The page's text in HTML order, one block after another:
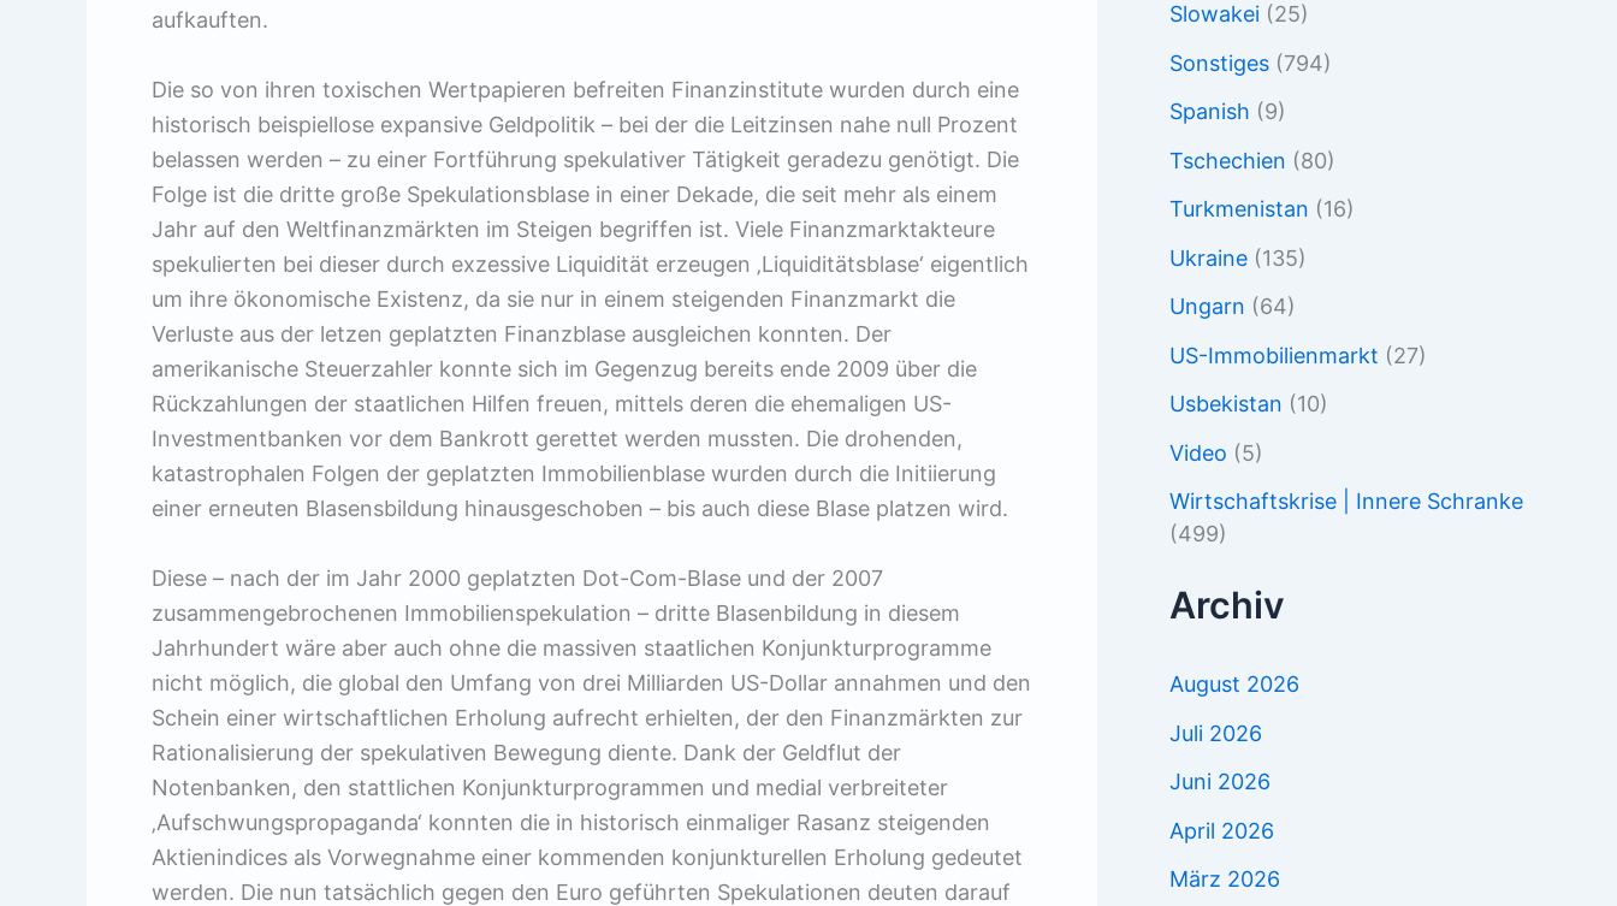
aufkauften.
Die so von ihren toxischen Wertpapieren befreiten Finanzinstitute wurden durch eine
historisch beispiellose expansive Geldpolitik – bei der die Leitzinsen nahe null Prozent
belassen werden – zu einer Fortführung spekulativer Tätigkeit geradezu genötigt. Die
Folge ist die dritte große Spekulationsblase in einer Dekade, die seit mehr als einem
Jahr auf den Weltfinanzmärkten im Steigen begriffen ist. Viele Finanzmarktakteure
spekulierten bei dieser durch exzessive Liquidität erzeugen ‚Liquiditätsblase‘ eigentlich
um ihre ökonomische Existenz, da sie nur in einem steigenden Finanzmarkt die
Verluste aus der letzen geplatzten Finanzblase ausgleichen konnten. Der
amerikanische Steuerzahler konnte sich im Gegenzug bereits ende 2009 über die
Rückzahlungen der staatlichen Hilfen freuen, mittels deren die ehemaligen US-
Investmentbanken vor dem Bankrott gerettet werden mussten. Die drohenden,
katastrophalen Folgen der geplatzten Immobilienblase wurden durch die Initiierung
einer erneuten Blasensbildung hinausgeschoben – bis auch diese Blase platzen wird.
Diese – nach der im Jahr 2000 geplatzten Dot-Com-Blase und der 2007
zusammengebrochenen Immobilienspekulation – dritte Blasenbildung in diesem
Jahrhundert wäre aber auch ohne die massiven staatlichen Konjunkturprogramme
nicht möglich, die global den Umfang von drei Milliarden US-Dollar annahmen und den
Schein einer wirtschaftlichen Erholung aufrecht erhielten, der den Finanzmärkten zur
Rationalisierung der spekulativen Bewegung diente. Dank der Geldflut der
Notenbanken, den stattlichen Konjunkturprogrammen und medial verbreiteter
‚Aufschwungspropaganda‘ konnten die in historisch einmaliger Rasanz steigenden
Aktienindices als Vorwegnahme einer kommenden konjunkturellen Erholung gedeutet
werden. Die nun tatsächlich gegen den Euro geführten Spekulationen deuten darauf
Slowakei (25)
Sonstiges (794)
Spanish (9)
Tschechien (80)
Turkmenistan (16)
Ukraine (135)
Ungarn (64)
US-Immobilienmarkt (27)
Usbekistan (10)
Video (5)
Wirtschaftskrise | Innere Schranke
(499)
Archiv
August 2026
Juli 2026
Juni 2026
April 2026
März 2026